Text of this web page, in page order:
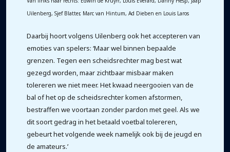
Uilenberg, Sjef Blatter, Marc van Hintum, Ad Dieben en Louis Laros
Daarbij hoort volgens Uilenberg ook het accepteren van
emoties van spelers: ‘Maar wel binnen bepaalde
grenzen. Tegen een scheidsrechter mag best wat
gezegd worden, maar zichtbaar misbaar maken
tolereren we niet meer. Het kwaad neergooien van de
bal of het op de scheidsrechter komen afstormen,
bestraffen we voortaan zonder pardon met geel. Als we
dit soort gedrag in het betaald voetbal tolereren,
gebeurt het volgende week namelijk ook bij de jeugd en
de amateurs.’